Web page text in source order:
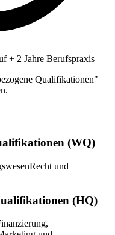
+ 2 Jahre Berufspraxis
Qualifikationen"
(WQ)
Recht und
(HQ)